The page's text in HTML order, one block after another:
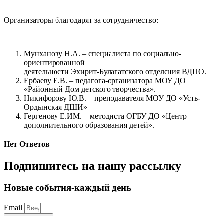
Организаторы благодарят за сотрудничество:
Мунханову Н.А. – специалиста по социально-
ориентированной
деятельности Эхирит-Булагатского отделения ВДПО.
Ербаеву Е.В. – педагога-организатора МОУ ДО
«Районный Дом детского творчества».
Никифорову Ю.В. – преподавателя МОУ ДО «Усть-
Ордынская ДШИ»
Гергенову Е.ИМ. – методиста ОГБУ ДО «Центр
дополнительного образования детей».
Нет Ответов
Подпишитесь на нашу рассылку
Новые события-каждый день
Email